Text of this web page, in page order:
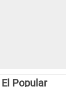
Popular